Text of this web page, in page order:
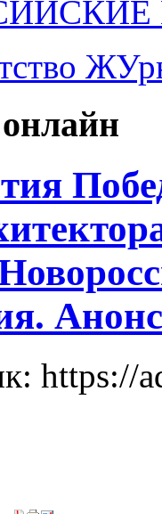
https://